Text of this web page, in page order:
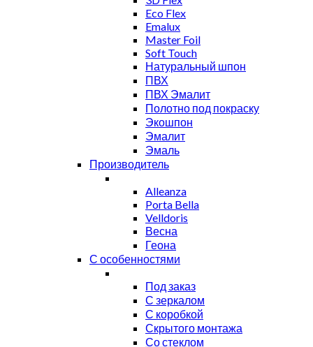
Eco Flex
Emalux
Master Foil
Soft Touch
Натуральный шпон
ПВХ
ПВХ Эмалит
Полотно под покраску
Экошпон
Эмалит
Эмаль
Производитель
Alleanza
Porta Bella
Velldoris
Весна
Геона
С особенностями
Под заказ
С зеркалом
С коробкой
Скрытого монтажа
Со стеклом